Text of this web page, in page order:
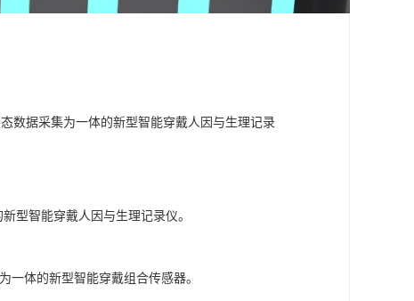
数据采集为一体的新型智能穿戴人因与生理记录
型智能穿戴人因与生理记录仪。
一体的新型智能穿戴组合传感器。